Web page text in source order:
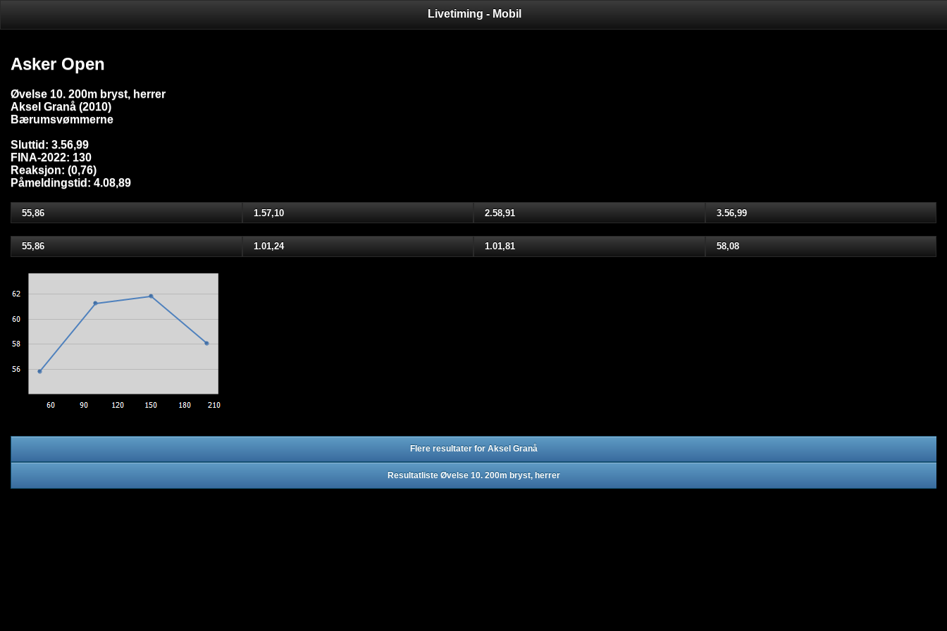
Livetiming - Mobil
Asker Open
Øvelse 10. 200m bryst, herrer
Aksel Granå (2010)
Bærumsvømmerne
Sluttid: 3.56,99
FINA-2022: 130
Reaksjon: (0,76)
Påmeldingstid: 4.08,89
55,86 1.57,10 2.58,91 3.56,99
55,86 1.01,24 1.01,81 58,08
Flere resultater for Aksel Granå
Resultatliste Øvelse 10. 200m bryst, herrer